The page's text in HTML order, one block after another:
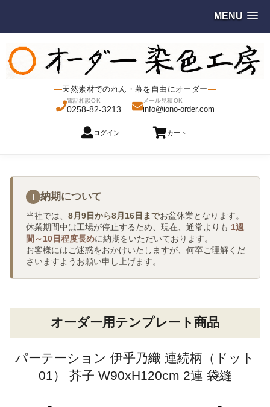
MENU
天然素材でのれん・幕を自由にオーダー
電話相談OK
0258-82-3213
メール見積OK
info@iono-order.com
ログイン カート
! 納期について
当社では、 8月9日から8月16日までお盆休業となります。
休業期間中は工場が停止するため、現在、通常よりも 1週
間～10日程度長めに納期をいただいております。
お客様にはご迷惑をおかけいたしますが、何卒ご理解くだ
さいますようお願い申し上げます。
オーダー用テンプレート商品
パーテーション 伊乎乃織 連続柄（ドット
01） 芥子 W90xH120cm 2連 袋縫